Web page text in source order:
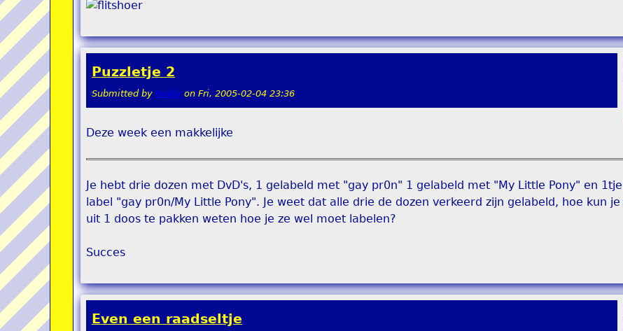
Puzzletje 2
Submitted by teddy on Fri, 2005-02-04 23:36
Deze week een makkelijke
Je hebt drie dozen met DvD's, 1 gelabeld met "gay pr0n" 1 gelabeld met "My Little Pony" en
label "gay pr0n/My Little Pony". Je weet dat alle drie de dozen verkeerd zijn gelabeld, hoe kun
uit 1 doos te pakken weten hoe je ze wel moet labelen?
Succes
Even een raadseltje